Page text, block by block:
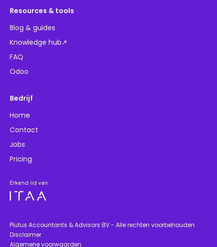
Resources & tools
Blog & guides
Knowledge hub↗
FAQ
Odoo
Bedrijf
Home
Contact
Jobs
Pricing
Erkend lid van
Plutus Accountants & Advisors BV - Alle rechten voorbehouden
Disclaimer
Algemene voorwaarden